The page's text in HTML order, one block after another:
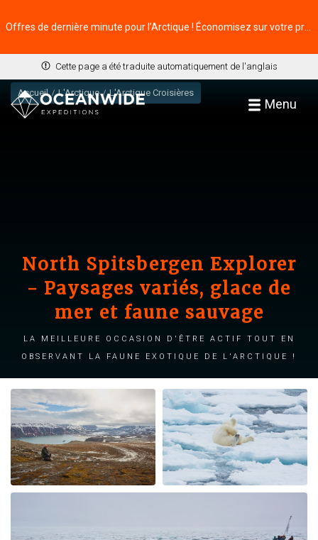
Cette page a été traduite automatiquement de l'anglais
Menu
Accueil L'Arctique L'Arctique Croisières
North Spitsbergen Explorer
- Paysages variés, glace de
mer et faune sauvage
La meilleure occasion d'être actif tout en
observant la faune exotique de l'Arctique !